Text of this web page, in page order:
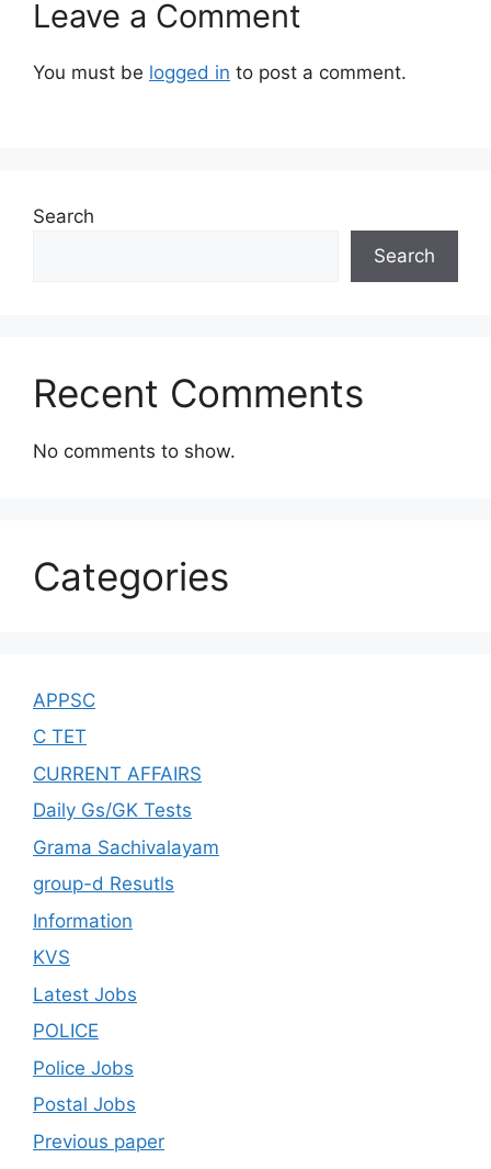
Leave a Comment
You must be logged in to post a comment.
Search
Search
Recent Comments
No comments to show.
Categories
APPSC
C TET
CURRENT AFFAIRS
Daily Gs/GK Tests
Grama Sachivalayam
group-d Resutls
Information
KVS
Latest Jobs
POLICE
Police Jobs
Postal Jobs
Previous paper